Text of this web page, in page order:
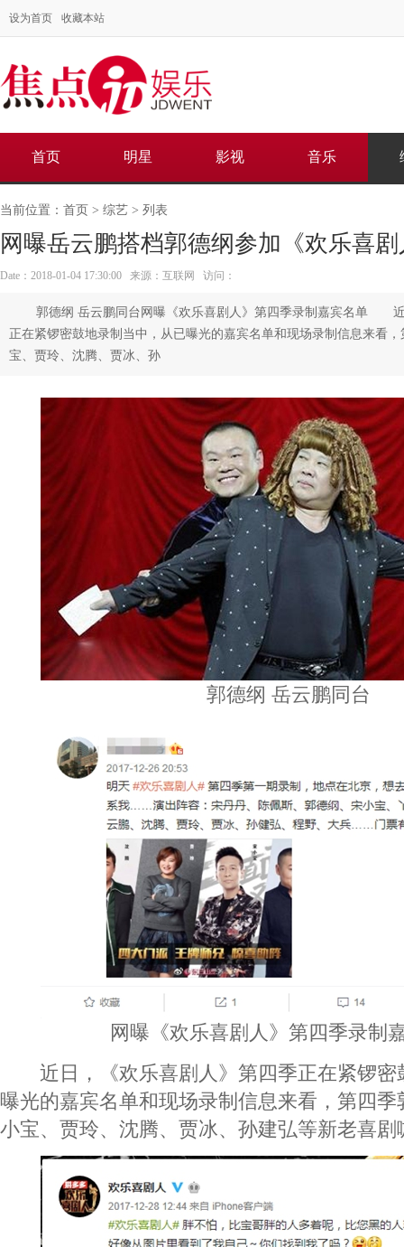
设为首页 收藏本站
首页 明星 影视 音乐
当前位置： 首页 > 综艺 > 列表
网曝岳云鹏搭档郭德纲参加《欢乐喜
Date：2018-01-04 17:30:00 来源：互联网 访问：
郭德纲 岳云鹏同台网曝《欢乐喜剧人》第四季录制嘉宾名单
正在紧锣密鼓地录制当中，从已曝光的嘉宾名单和现场录制信息来看
宝、贾玲、沈腾、贾冰、孙
郭德纲 岳云鹏同台
网曝《欢乐喜剧人》第四季录制
近日，《欢乐喜剧人》第四季正在紧锣密
曝光的嘉宾名单和现场录制信息来看，第四
小宝、贾玲、沈腾、贾冰、孙建弘等新老喜剧